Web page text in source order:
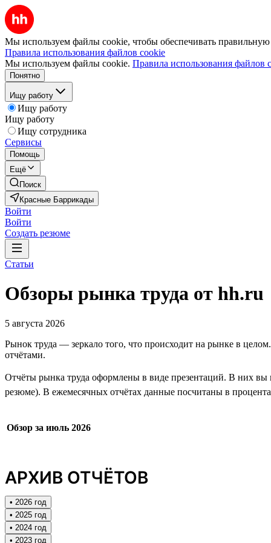
Мы используем файлы cookie, чтобы обеспечивать правильную
Правила использования файлов cookie
Мы используем файлы cookie. Правила использования файлов
Понятно
Ищу работу
Ищу работу
Ищу работу
Ищу сотрудника
Сервисы
Помощь
Ещё
Поиск
Красные Баррикады
Войти
Войти
Создать резюме
Статьи
Обзоры рынка труда от hh.ru
5 августа 2026
Рынок труда — зеркало того, что происходит на рынке в
отчётами.
Отчёты рынка труда оформлены в виде презентаций. В них вы
резюме). В ежемесячных отчётах данные посчитаны в
Обзор за июль 2026
АРХИВ ОТЧЁТОВ
• 2026 год
• 2025 год
• 2024 год
• 2023 год